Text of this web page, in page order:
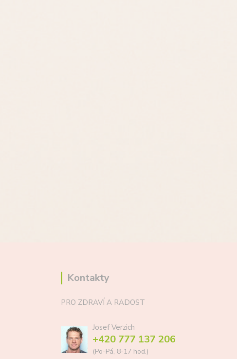
Kontakty
PRO ZDRAVÍ A RADOST
Josef Verzich
+420 777 137 206
(Po-Pá, 8-17 hod.)